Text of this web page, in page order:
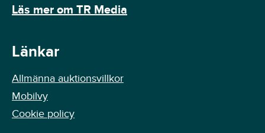
Läs mer om TR Media
Länkar
Allmänna auktionsvillkor
Mobilvy
Cookie policy